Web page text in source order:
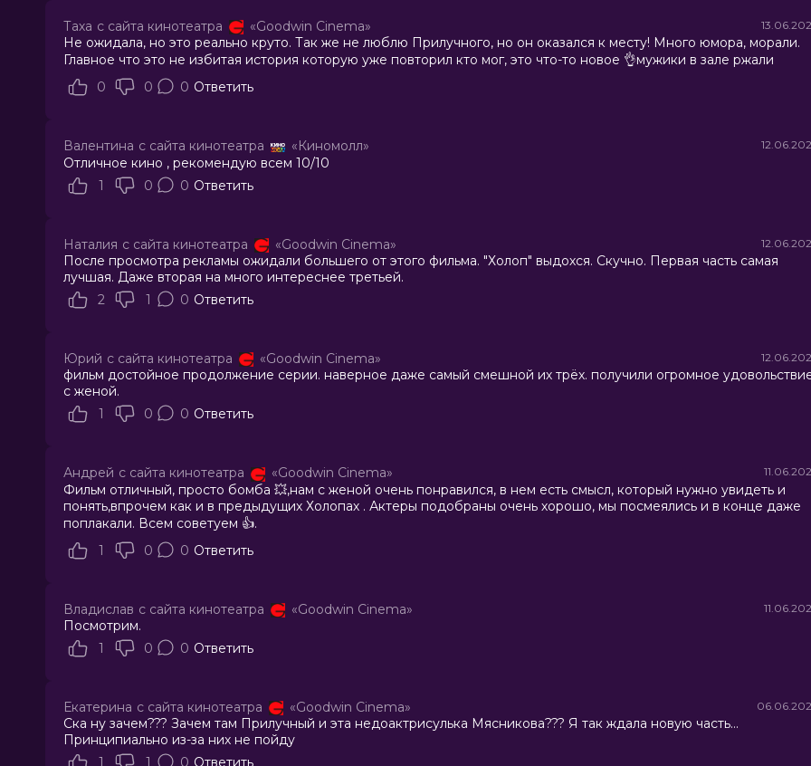
Таха с сайта кинотеатра «Goodwin Cinema»
Не ожидала, но это реально круто. Так же не люблю Прилучного, но он оказался к месту! Много юмора, морали.
Главное что это не избитая история которую уже повторил кто мог, это что-то новое 👌мужики в зале ржали
0
0 0 Ответить
Валентина с сайта кинотеатра «Киномолл»
Отличное кино , рекомендую всем 10/10
1
0 0 Ответить
Наталия с сайта кинотеатра «Goodwin Cinema»
После просмотра рекламы ожидали большего от этого фильма. "Холоп" выдохся. Скучно. Первая часть самая
лучшая. Даже вторая на много интереснее третьей.
2
1 0 Ответить
Юрий с сайта кинотеатра «Goodwin Cinema»
фильм достойное продолжение серии. наверное даже самый смешной их трёх. получили огромное
с женой.
1
0 0 Ответить
Андрей с сайта кинотеатра «Goodwin Cinema»
Фильм отличный, просто бомба 💥,нам с женой очень понравился, в нем есть смысл, который нужно увидеть и
понять,впрочем как и в предыдущих Холопах . Актеры подобраны очень хорошо, мы посмеялись и в конце даже
поплакали. Всем советуем 👍.
1
0 0 Ответить
Владислав с сайта кинотеатра «Goodwin Cinema»
Посмотрим.
1
0 0 Ответить
Екатерина с сайта кинотеатра «Goodwin Cinema»
Ска ну зачем??? Зачем там Прилучный и эта недоактрисулька Мясникова??? Я так ждала новую часть...
Принципиально из-за них не пойду
1
1 0 Ответить